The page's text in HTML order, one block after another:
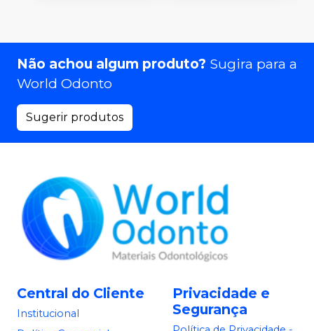
Não achou algum produto? Sugira para a
World Odonto
Sugerir produtos
Central do Cliente
Institucional
Privacidade e
Segurança